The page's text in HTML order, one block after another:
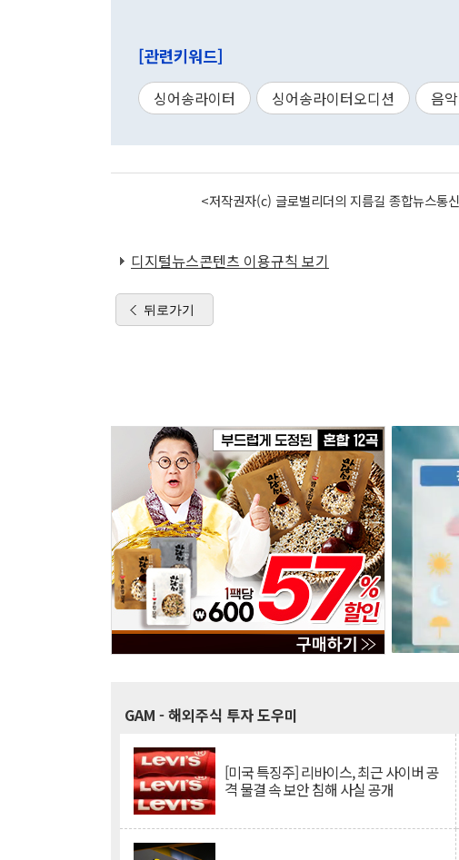
[관련키워드]
싱어송라이터 싱어송라이터오디션 음
<저작권자(c) 글로벌리더의 지름길 종합뉴스
디지털뉴스콘텐츠 이용규칙 보기
뒤로가기
GAM - 해외주식 투자 도우미
[미국 특징주] 리바이스, 최근 사이버 공
격 물결 속 보안 침해 사실 공개